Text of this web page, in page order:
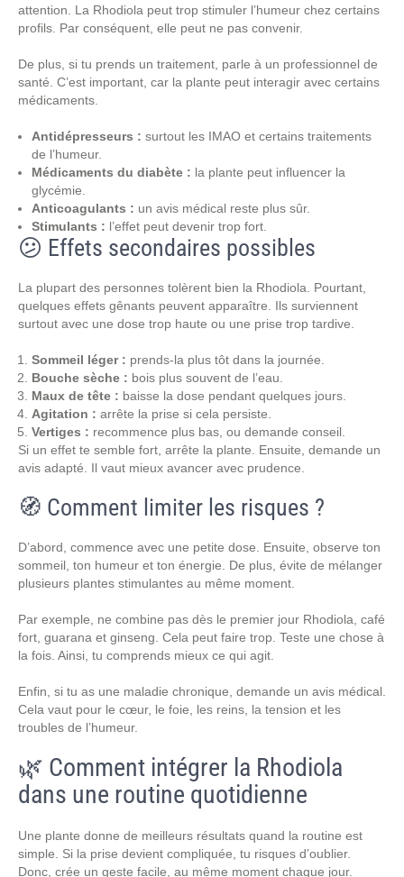
attention. La Rhodiola peut trop stimuler l’humeur chez certains
profils. Par conséquent, elle peut ne pas convenir.
De plus, si tu prends un traitement, parle à un professionnel de
santé. C’est important, car la plante peut interagir avec certains
médicaments.
Antidépresseurs : surtout les IMAO et certains traitements
de l’humeur.
Médicaments du diabète : la plante peut influencer la
glycémie.
Anticoagulants : un avis médical reste plus sûr.
Stimulants : l’effet peut devenir trop fort.
😕 Effets secondaires possibles
La plupart des personnes tolèrent bien la Rhodiola. Pourtant,
quelques effets gênants peuvent apparaître. Ils surviennent
surtout avec une dose trop haute ou une prise trop tardive.
Sommeil léger : prends-la plus tôt dans la journée.
Bouche sèche : bois plus souvent de l’eau.
Maux de tête : baisse la dose pendant quelques jours.
Agitation : arrête la prise si cela persiste.
Vertiges : recommence plus bas, ou demande conseil.
Si un effet te semble fort, arrête la plante. Ensuite, demande un
avis adapté. Il vaut mieux avancer avec prudence.
🧭 Comment limiter les risques ?
D’abord, commence avec une petite dose. Ensuite, observe ton
sommeil, ton humeur et ton énergie. De plus, évite de mélanger
plusieurs plantes stimulantes au même moment.
Par exemple, ne combine pas dès le premier jour Rhodiola, café
fort, guarana et ginseng. Cela peut faire trop. Teste une chose à
la fois. Ainsi, tu comprends mieux ce qui agit.
Enfin, si tu as une maladie chronique, demande un avis médical.
Cela vaut pour le cœur, le foie, les reins, la tension et les
troubles de l’humeur.
🌿 Comment intégrer la Rhodiola
dans une routine quotidienne
Une plante donne de meilleurs résultats quand la routine est
simple. Si la prise devient compliquée, tu risques d’oublier.
Donc, crée un geste facile, au même moment chaque jour.